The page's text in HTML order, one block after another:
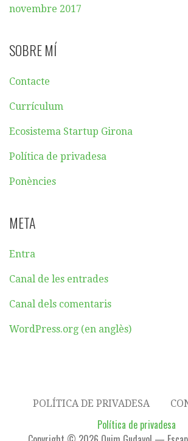
novembre 2017
SOBRE MÍ
Contacte
Currículum
Ecosistema Startup Girona
Política de privadesa
Ponències
META
Entra
Canal de les entrades
Canal dels comentaris
WordPress.org (en anglès)
POLÍTICA DE PRIVADESA
Política de privadesa